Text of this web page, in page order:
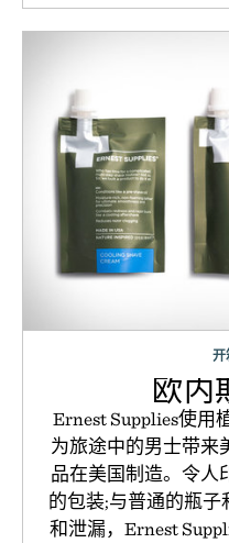
欧内
Ernest Supplies使用
为旅途中的男士带来
品在美国制造。令人
的包装;与普通的瓶
和泄漏，Ernest